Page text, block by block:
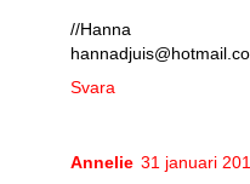
//Hanna
Svara
Annelie 31 januari